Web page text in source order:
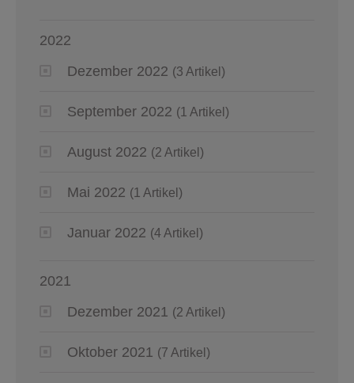
2022
Dezember 2022 (3 Artikel)
September 2022 (1 Artikel)
August 2022 (2 Artikel)
Mai 2022 (1 Artikel)
Januar 2022 (4 Artikel)
2021
Dezember 2021 (2 Artikel)
Oktober 2021 (7 Artikel)